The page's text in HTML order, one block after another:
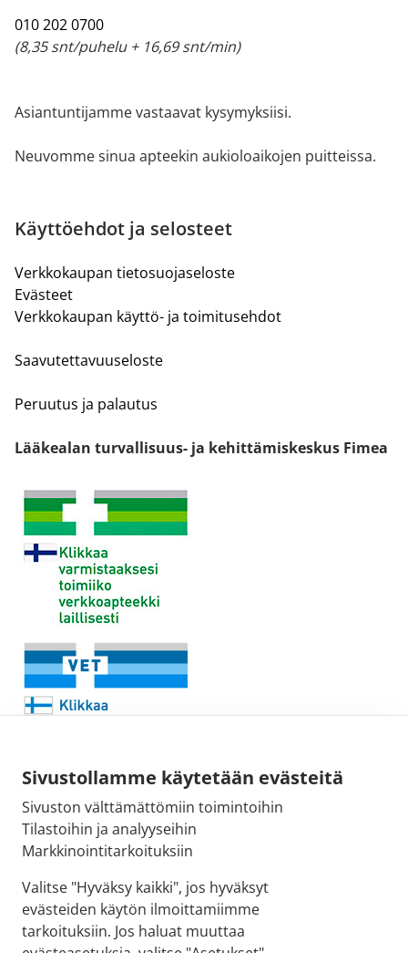
Sivustollamme käytetään evästeitä
Sivuston välttämättömiin toimintoihin
Tilastoihin ja analyyseihin
Markkinointitarkoituksiin
Valitse "Hyväksy kaikki", jos hyväksyt
evästeiden käytön ilmoittamiimme
tarkoituksiin. Jos haluat muuttaa
010 202 0700
(8,35 snt/puhelu + 16,69 snt/min)
Asiantuntijamme vastaavat kysymyksiisi.
Neuvomme sinua apteekin aukioloaikojen puitteissa.
Käyttöehdot ja selosteet
Verkkokaupan tietosuojaseloste
Evästeet
Verkkokaupan käyttö- ja toimitusehdot
Saavutettavuuseloste
Peruutus ja palautus
Lääkealan turvallisuus- ja kehittämiskeskus Fimea
Sähköpostiosoite:
kirjaamo@fimea.fi
Fimean vaihde:
029 522 3341